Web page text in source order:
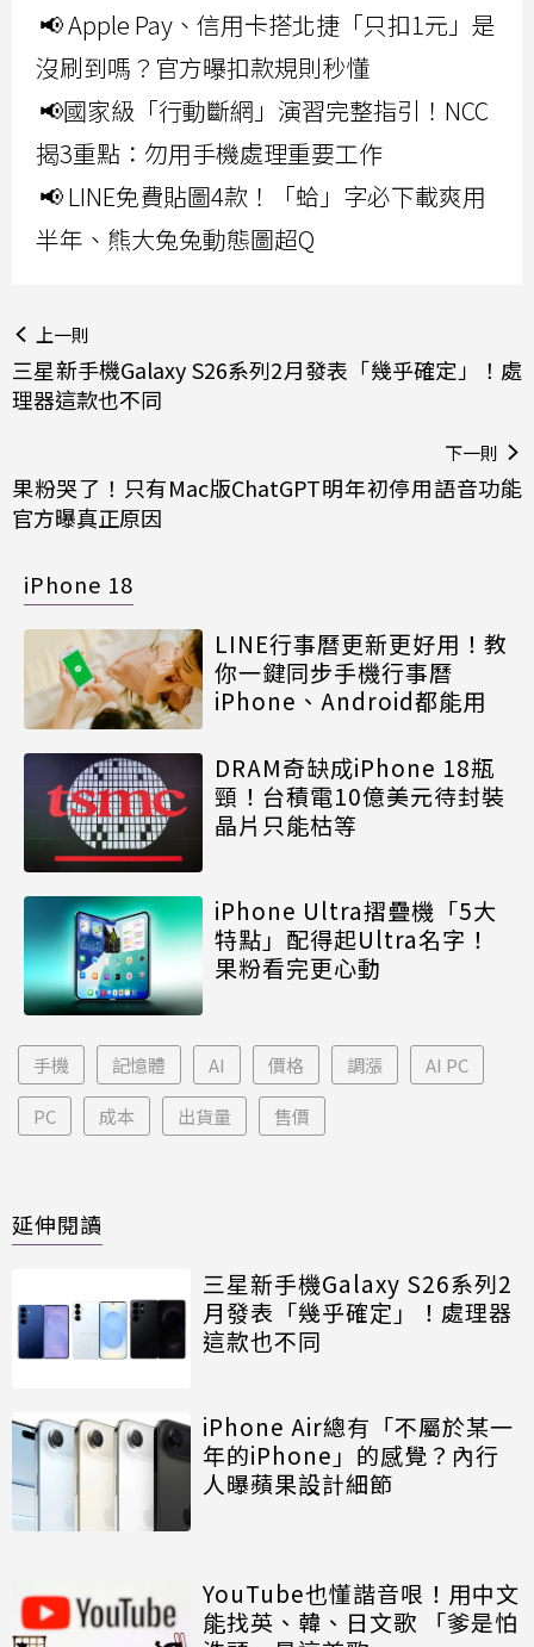
📢 Apple Pay、信用卡搭北捷「只扣1元」是
沒刷到嗎？官方曝扣款規則秒懂
📢國家級「行動斷網」演習完整指引！NCC
揭3重點：勿用手機處理重要工作
📢 LINE免費貼圖4款！「蛤」字必下載爽用
半年、熊大兔兔動態圖超Q
上一則
三星新手機Galaxy S26系列2月發表「幾乎確定」！處
理器這款也不同
下一則
果粉哭了！只有Mac版ChatGPT明年初停用語音功能
官方曝真正原因
iPhone 18
LINE行事曆更新更好用！教
你一鍵同步手機行事曆
iPhone、Android都能用
DRAM奇缺成iPhone 18瓶
頸！台積電10億美元待封裝
晶片只能枯等
iPhone Ultra摺疊機「5大
特點」配得起Ultra名字！
果粉看完更心動
手機 記憶體 AI 價格 調漲 AI PC
PC 成本 出貨量 售價
延伸閱讀
三星新手機Galaxy S26系列2
月發表「幾乎確定」！處理器
這款也不同
iPhone Air總有「不屬於某一
年的iPhone」的感覺？內行
人曝蘋果設計細節
YouTube也懂諧音哏！用中文
能找英、韓、日文歌 「爹是怕